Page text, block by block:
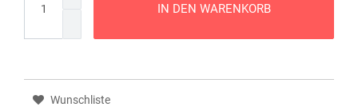
IN DEN WARENKORB
Wunschliste